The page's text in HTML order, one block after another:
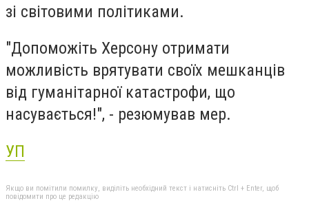
зі світовими політиками.
"Допоможіть Херсону отримати
можливість врятувати своїх мешканців
від гуманітарної катастрофи, що
насувається!", - резюмував мер.
УП
Якщо ви помітили помилку, виділіть необхідний текст і натисніть Ctrl + Enter, щоб
повідомити про це редакцію